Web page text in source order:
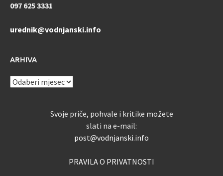
097 625 3331
urednik@vodnjanski.info
ARHIVA
ARHIVA
Svoje priče, pohvale i kritike možete
slati na e-mail:
post@vodnjanski.info
PRAVILA O PRIVATNOSTI